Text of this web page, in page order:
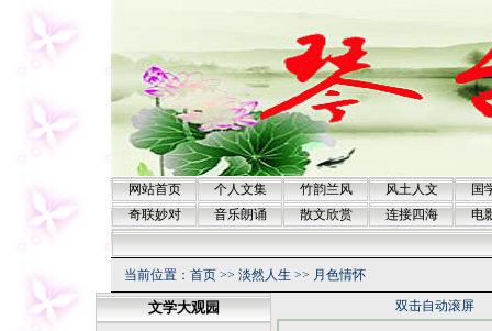
网站首页 个人文集 竹韵兰风 风土人文
国
奇联妙对
音乐朗诵 散文欣赏 连接四海 电
当前位置： 首页 >> 淡然人生 >> 月色情怀
文学大观园 双击自动滚屏